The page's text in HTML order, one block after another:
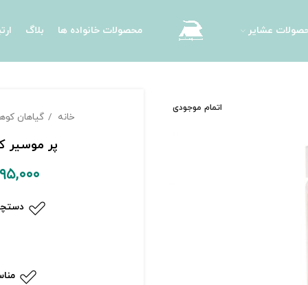
عشایر محصولات خانواده ها بلاگ
اتمام موجودی
خانه گیاهان
پر موسیر